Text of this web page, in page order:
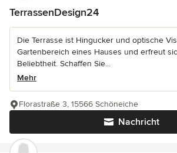
TerrassenDesign24
Die Terrasse ist Hingucker und optische
Gartenbereich eines Hauses und erfreut
Beliebtheit. Schaffen Sie...
Mehr
Nachricht
Florastraße 3, 15566 Schöneiche